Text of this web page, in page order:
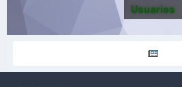
Usuarios